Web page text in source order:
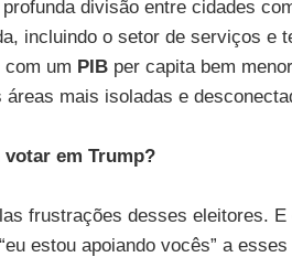
divisão entre cidades
incluindo o setor de serviços e
com um PIBper capita bem
áreas mais isoladas e
em Trump?
frustrações desses eleitores. E
estou apoiando vocês” a